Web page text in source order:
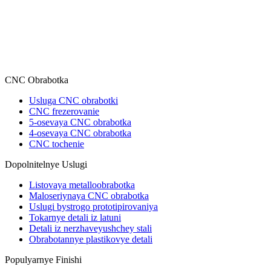
CNC Obrabotka
Usluga CNC obrabotki
CNC frezerovanie
5-osevaya CNC obrabotka
4-osevaya CNC obrabotka
CNC tochenie
Dopolnitelnye Uslugi
Listovaya metalloobrabotka
Maloseriynaya CNC obrabotka
Uslugi bystrogo prototipirovaniya
Tokarnye detali iz latuni
Detali iz nerzhaveyushchey stali
Obrabotannye plastikovye detali
Populyarnye Finishi